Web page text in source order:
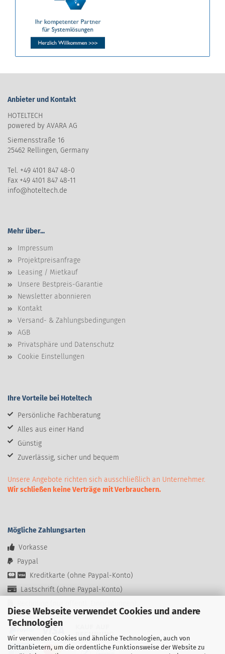
Diese Webseite verwendet Cookies und andere
Technologien
Wir verwenden Cookies und ähnliche Technologien, auch von
Drittanbietern, um die ordentliche Funktionsweise der Website zu
Anbieter und Kontakt
HOTELTECH
powered by AVARA AG
Siemensstraße 16
25462 Rellingen, Germany
Tel. +49 4101 847 48-0
Fax +49 4101 847 48-11
info@hoteltech.de
Mehr über...
Impressum
Projektpreisanfrage
Leasing / Mietkauf
Unsere Bestpreis-Garantie
Newsletter abonnieren
Kontakt
Versand- & Zahlungsbedingungen
AGB
Privatsphäre und Datenschutz
Cookie Einstellungen
Ihre Vorteile bei Hoteltech
Persönliche Fachberatung
Alles aus einer Hand
Günstig
Zuverlässig, sicher und bequem
Unsere Angebote richten sich ausschließlich an Unternehmer.
Wir schließen keine Verträge mit Verbrauchern.
Mögliche Zahlungsarten
Vorkasse
Paypal
Kreditkarte (ohne Paypal-Konto)
Lastschrift (ohne Paypal-Konto)